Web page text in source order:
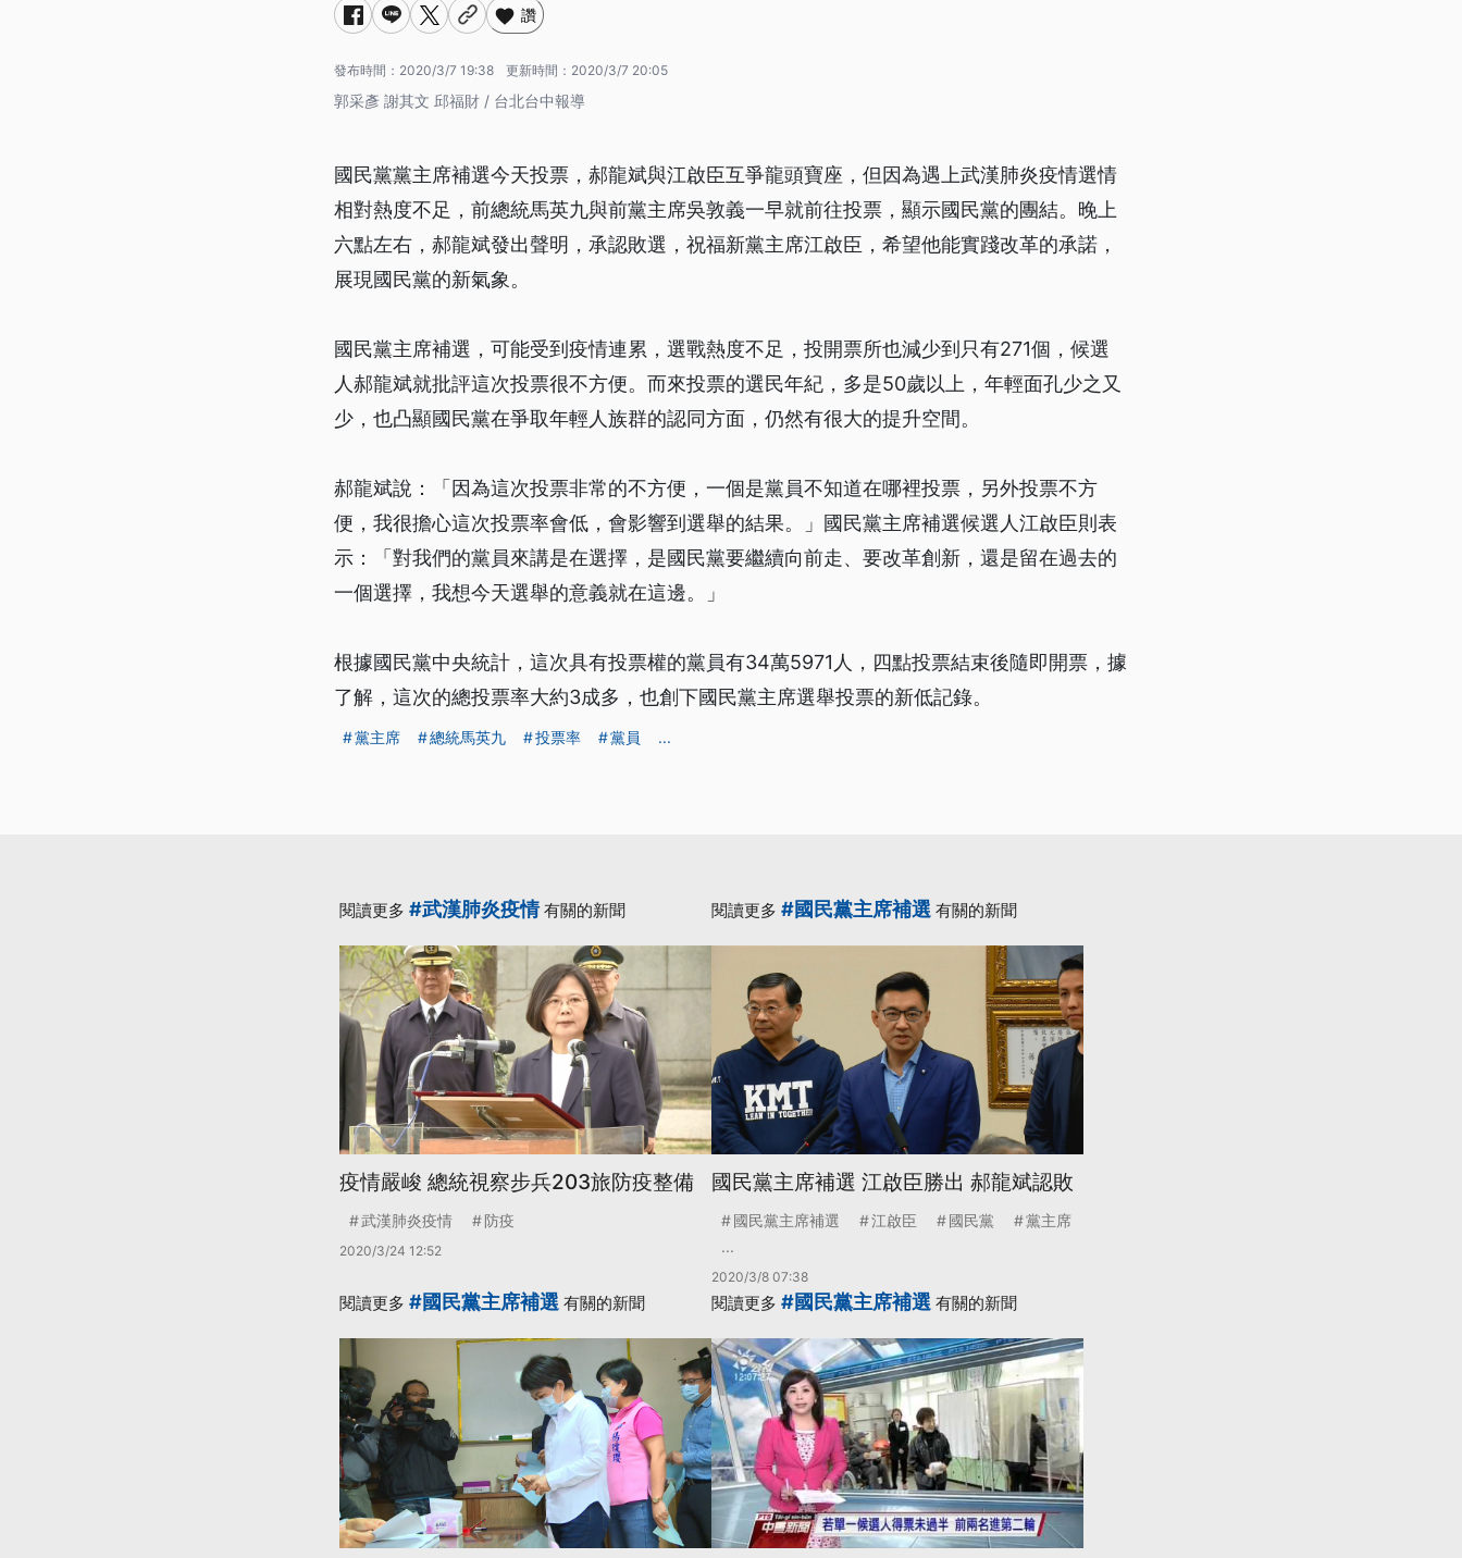
讚
發布時間： 2020/3/7 19:38 更新時間： 2020/3/7 20:05
郭采彥 謝其文 邱福財 / 台北台中報導
國民黨黨主席補選今天投票，郝龍斌與江啟臣互爭龍頭寶座，但因為遇上武漢肺炎疫情選情
相對熱度不足，前總統馬英九與前黨主席吳敦義一早就前往投票，顯示國民黨的團結。晚上
六點左右，郝龍斌發出聲明，承認敗選，祝福新黨主席江啟臣，希望他能實踐改革的承諾，
展現國民黨的新氣象。
國民黨主席補選，可能受到疫情連累，選戰熱度不足，投開票所也減少到只有271個，候選
人郝龍斌就批評這次投票很不方便。而來投票的選民年紀，多是50歲以上，年輕面孔少之又
少，也凸顯國民黨在爭取年輕人族群的認同方面，仍然有很大的提升空間。
郝龍斌說：「因為這次投票非常的不方便，一個是黨員不知道在哪裡投票，另外投票不方
便，我很擔心這次投票率會低，會影響到選舉的結果。」國民黨主席補選候選人江啟臣則表
示：「對我們的黨員來講是在選擇，是國民黨要繼續向前走、要改革創新，還是留在過去的
一個選擇，我想今天選舉的意義就在這邊。」
根據國民黨中央統計，這次具有投票權的黨員有34萬5971人，四點投票結束後隨即開票，據
了解，這次的總投票率大約3成多，也創下國民黨主席選舉投票的新低記錄。
黨主席 總統馬英九 投票率 黨員 ...
閱讀更多 #武漢肺炎疫情有關的新聞
疫情嚴峻 總統視察步兵203旅防疫整備
武漢肺炎疫情 防疫
2020/3/24 12:52
閱讀更多 #國民黨主席補選 有關的新聞
國民黨主席補選 江啟臣勝出 郝龍斌認敗
國民黨主席補選 江啟臣 國民黨
黨主席
...
2020/3/8 07:38
閱讀更多 #國民黨主席補選 有關的新聞 閱讀更多 #國民黨主席補選 有關的新聞